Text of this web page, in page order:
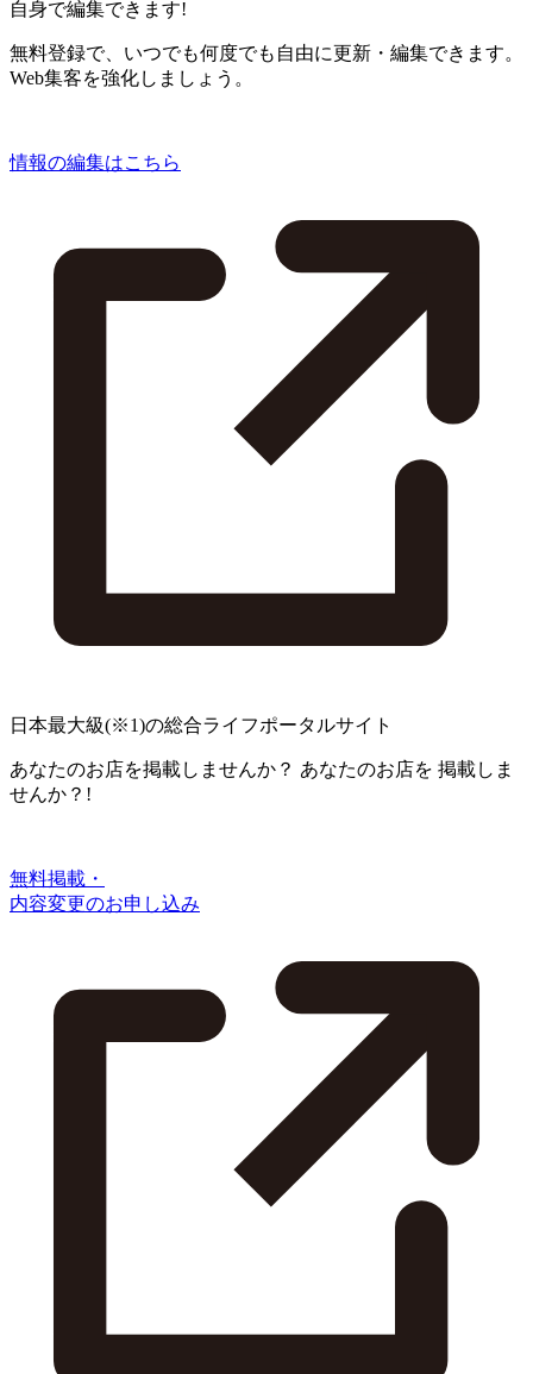
自身で編集できます!
無料登録で、いつでも何度でも自由に更新・編集できます。
Web集客を強化しましょう。
情報の編集はこちら
日本最大級(※1)の総合ライフポータルサイト
あなたのお店を掲載しませんか？ あなたのお店を 掲載しま
せんか？!
無料掲載・
内容変更のお申し込み